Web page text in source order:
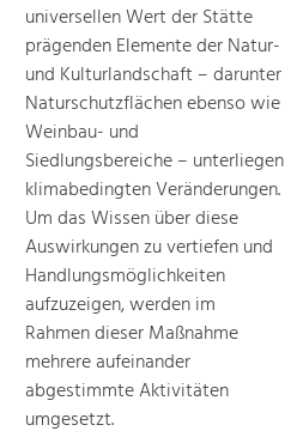
universellen Wert der Stätte
prägenden Elemente der Natur-
und Kulturlandschaft – darunter
Naturschutzflächen ebenso wie
Weinbau- und
Siedlungsbereiche – unterliegen
klimabedingten Veränderungen.
Um das Wissen über diese
Auswirkungen zu vertiefen und
Handlungsmöglichkeiten
aufzuzeigen, werden im
Rahmen dieser Maßnahme
mehrere aufeinander
abgestimmte Aktivitäten
umgesetzt.